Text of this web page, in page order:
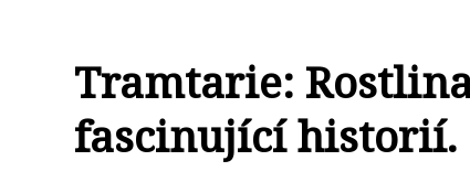
Tramtarie:
fascinující historií.